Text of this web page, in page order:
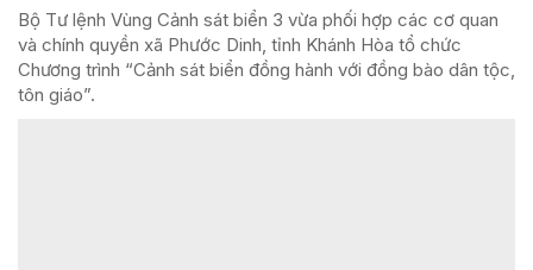
Bộ Tư lệnh Vùng Cảnh sát biển 3 vừa phối hợp các cơ quan
và chính quyền xã Phước Dinh, tỉnh Khánh Hòa tổ chức
Chương trình “Cảnh sát biển đồng hành với đồng bào dân tộc,
tôn giáo”.